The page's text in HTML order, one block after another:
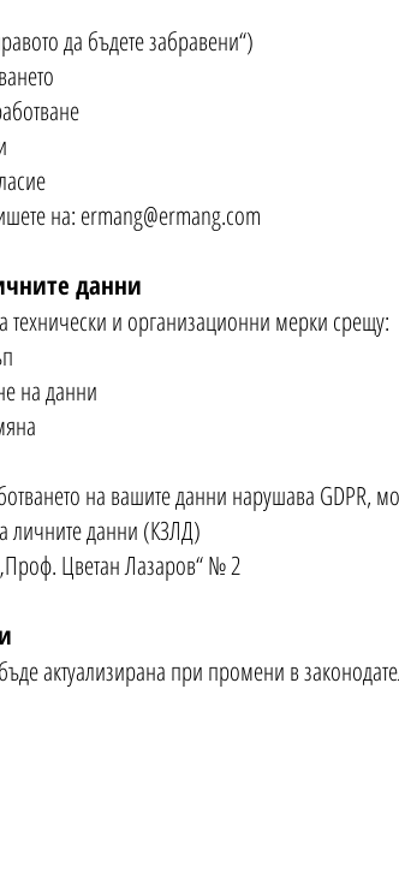
да бъдете забравени“)
на: ermang@ermang.com
данни
и организационни мерки срещу:
на данни
на вашите данни нарушава GDPR,
личните данни (КЗЛД)
Цветан Лазаров“ № 2
актуализирана при промени в